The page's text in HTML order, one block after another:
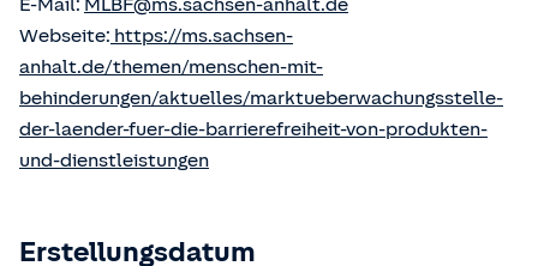
E-Mail: MLBF@ms.sachsen-anhalt.de
Webseite: https://ms.sachsen-
anhalt.de/themen/menschen-mit-
behinderungen/aktuelles/marktueberwachungsstelle-
der-laender-fuer-die-barrierefreiheit-von-produkten-
und-dienstleistungen
Erstellungsdatum